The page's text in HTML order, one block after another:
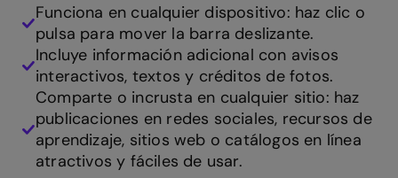
Funciona en cualquier dispositivo: haz clic o
pulsa para mover la barra deslizante.
Incluye información adicional con avisos
interactivos, textos y créditos de fotos.
Comparte o incrusta en cualquier sitio: haz
publicaciones en redes sociales, recursos de
aprendizaje, sitios web o catálogos en línea
atractivos y fáciles de usar.